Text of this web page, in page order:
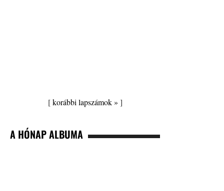
[korábbi lapszámok » ]
A HÓNAP ALBUMA